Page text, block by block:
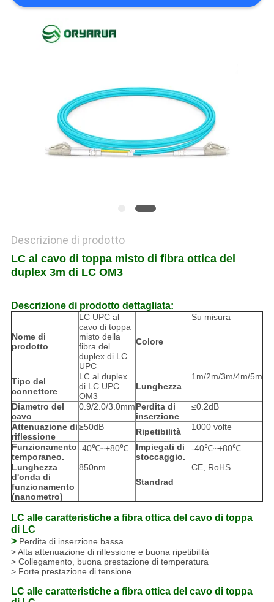
MAPPA
NORME
PRIVACY
Descrizione di prodotto
LC al cavo di toppa misto di fibra ottica del
duplex 3m di LC OM3
Descrizione di prodotto dettagliata:
Nome di
prodotto
LC UPC al
cavo di toppa
misto della
fibra del
duplex di LC
UPC
Colore
Su misura
Tipo del
connettore
LC al duplex
di LC UPC
OM3
Lunghezza
1m/2m/3m/4m/5m
Diametro del
cavo
0.9/2.0/3.0mmPerdita di
inserzione
≤0.2dB
Attenuazione di
riflessione
≥50dB Ripetibilità 1000 volte
Funzionamento
temporaneo.
-40℃~+80℃
Impiegati di
stoccaggio.
-40℃~+80℃
Lunghezza
d'onda di
funzionamento
(nanometro)
850nm
Standrad
CE, RoHS
LC alle caratteristiche a fibra ottica del cavo di toppa
di LC
> Perdita di inserzione bassa
> Alta attenuazione di riflessione e buona ripetibilità
> Collegamento, buona prestazione di temperatura
> Forte prestazione di tensione
LC alle caratteristiche a fibra ottica del cavo di toppa